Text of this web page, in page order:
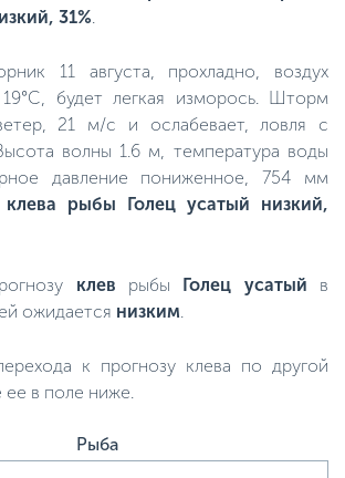
31%.
11 августа, прохладно, воздух
будет легкая изморось. Шторм
21 м/с и ослабевает, ловля с
волны 1.6 м, температура воды
давление пониженное, 754 мм
клева рыбы Голец усатый низкий,
клев рыбы Голец усатый в
ожидается низким.
к прогнозу клева по другой
в поле ниже.
Рыба